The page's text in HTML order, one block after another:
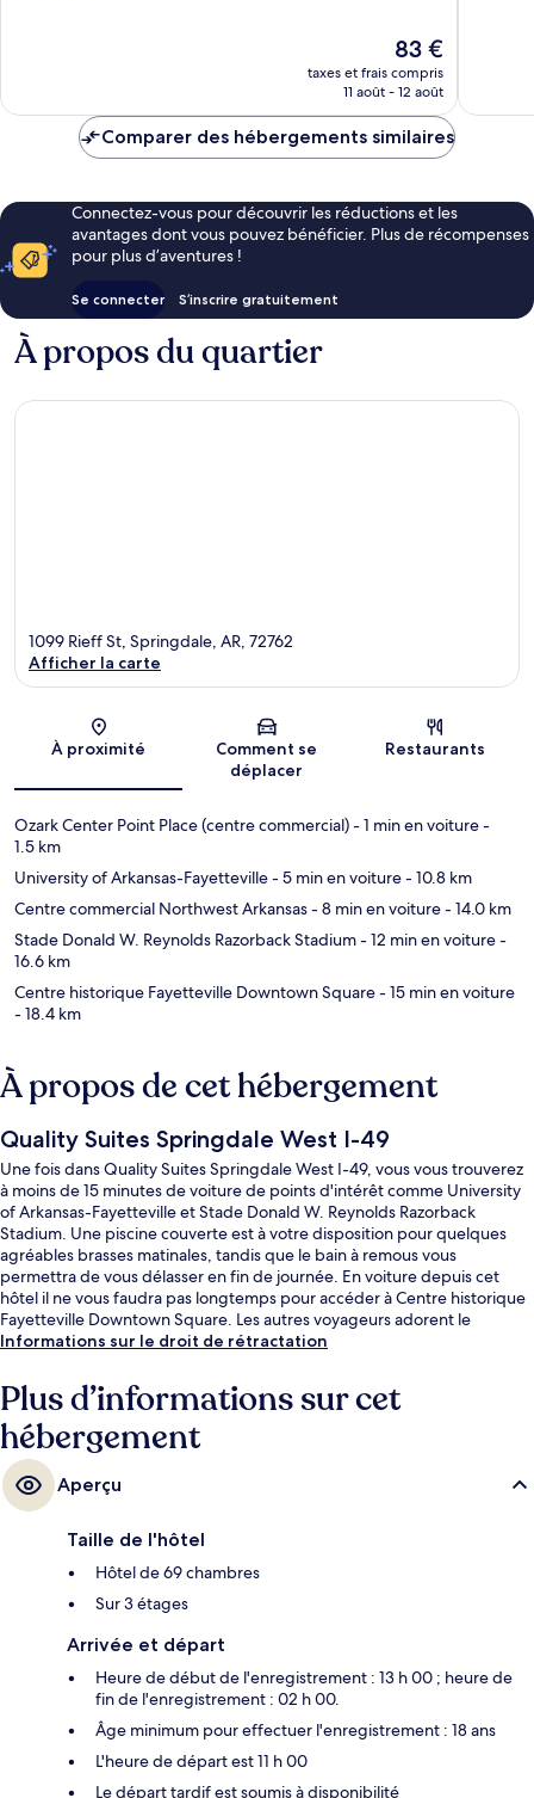
Le
nouveau
prix
de
83 €
taxes et frais compris
11 août - 12 août
Comparer des hébergements similaires
Connectez-vous pour découvrir les réductions et les
avantages dont vous pouvez bénéficier. Plus de récompenses
pour plus d’aventures !
Se connecter S’inscrire gratuitement
À propos du quartier
Carte
1099 Rieff St, Springdale, AR, 72762
Afficher la carte
À proximité
Comment se
déplacer
Restaurants
Ozark Center Point Place (centre commercial)- 1 min en voiture-
1.5 km
University of Arkansas-Fayetteville- 5 min en voiture- 10.8 km
Centre commercial Northwest Arkansas- 8 min en voiture- 14.0 km
Stade Donald W. Reynolds Razorback Stadium- 12 min en voiture-
16.6 km
Centre historique Fayetteville Downtown Square- 15 min en voiture
- 18.4 km
À propos de cet hébergement
Quality Suites Springdale West I-49
Une fois dans Quality Suites Springdale West I-49, vous vous trouverez
à moins de 15 minutes de voiture de points d'intérêt comme University
of Arkansas-Fayetteville et Stade Donald W. Reynolds Razorback
Stadium. Une piscine couverte est à votre disposition pour quelques
agréables brasses matinales, tandis que le bain à remous vous
permettra de vous délasser en fin de journée. En voiture depuis cet
hôtel il ne vous faudra pas longtemps pour accéder à Centre historique
Fayetteville Downtown Square. Les autres voyageurs adorent le
personnel attentionné.
Informations sur le droit de rétractation
Plus d’informations sur cet
hébergement
Aperçu
Taille de l'hôtel
Hôtel de 69 chambres
Sur 3 étages
Arrivée et départ
Heure de début de l'enregistrement : 13 h 00 ; heure de
fin de l'enregistrement : 02 h 00.
Âge minimum pour effectuer l'enregistrement : 18 ans
L'heure de départ est 11 h 00
Le départ tardif est soumis à disponibilité